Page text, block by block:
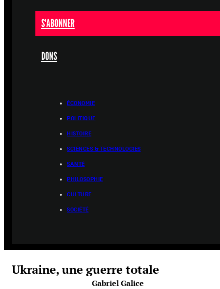
S'ABONNER
DONS
ÉCONOMIE
POLITIQUE
HISTOIRE
SCIENCES & TECHNOLOGIES
SANTÉ
PHILOSOPHIE
CULTURE
SOCIÉTÉ
Ukraine, une guerre totale
Gabriel Galice